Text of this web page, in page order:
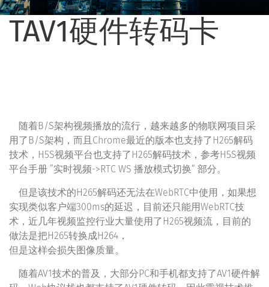
TAV1硬件转码卡
随着B/S架构视频播放的流行，越来越多的物联网项目采
用了B/S架构，而且Chrome最近的版本也支持了H265解码
技术，H5S视频平台也支持了H265解码技术，参考H5S视频
平台手册 ”实时视频->RTC WS 播放模式切换“ 部分。
但是该技术的H265解码还无法在WebRTC中使用，如果想
实现类似客户端300ms的延迟，目前还只能用WebRTC技
术，近几年视频监控行业大量使用了H265视频流，目前的
做法是把H265转换成H264，
但是这样会损失图像质量。
随着AV1技术的普及，大部分PC和手机都支持了AV1硬件解